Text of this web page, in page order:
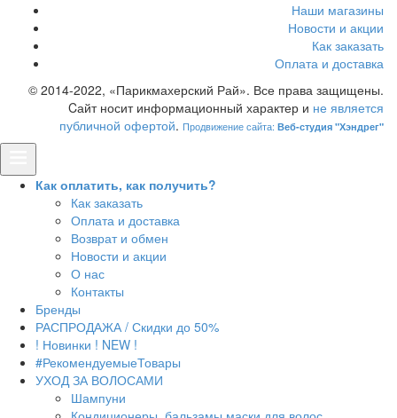
Наши магазины
Новости и акции
Как заказать
Оплата и доставка
© 2014-2022, «Парикмахерский Рай». Все права защищены.
Cайт носит информационный характер и не является
публичной офертой. Продвижение сайта: Веб-студия "Хэндрег"
Как оплатить, как получить?
Как заказать
Оплата и доставка
Возврат и обмен
Новости и акции
О нас
Контакты
Бренды
РАСПРОДАЖА / Скидки до 50%
! Новинки ! NEW !
#РекомендуемыеТовары
УХОД ЗА ВОЛОСАМИ
Шампуни